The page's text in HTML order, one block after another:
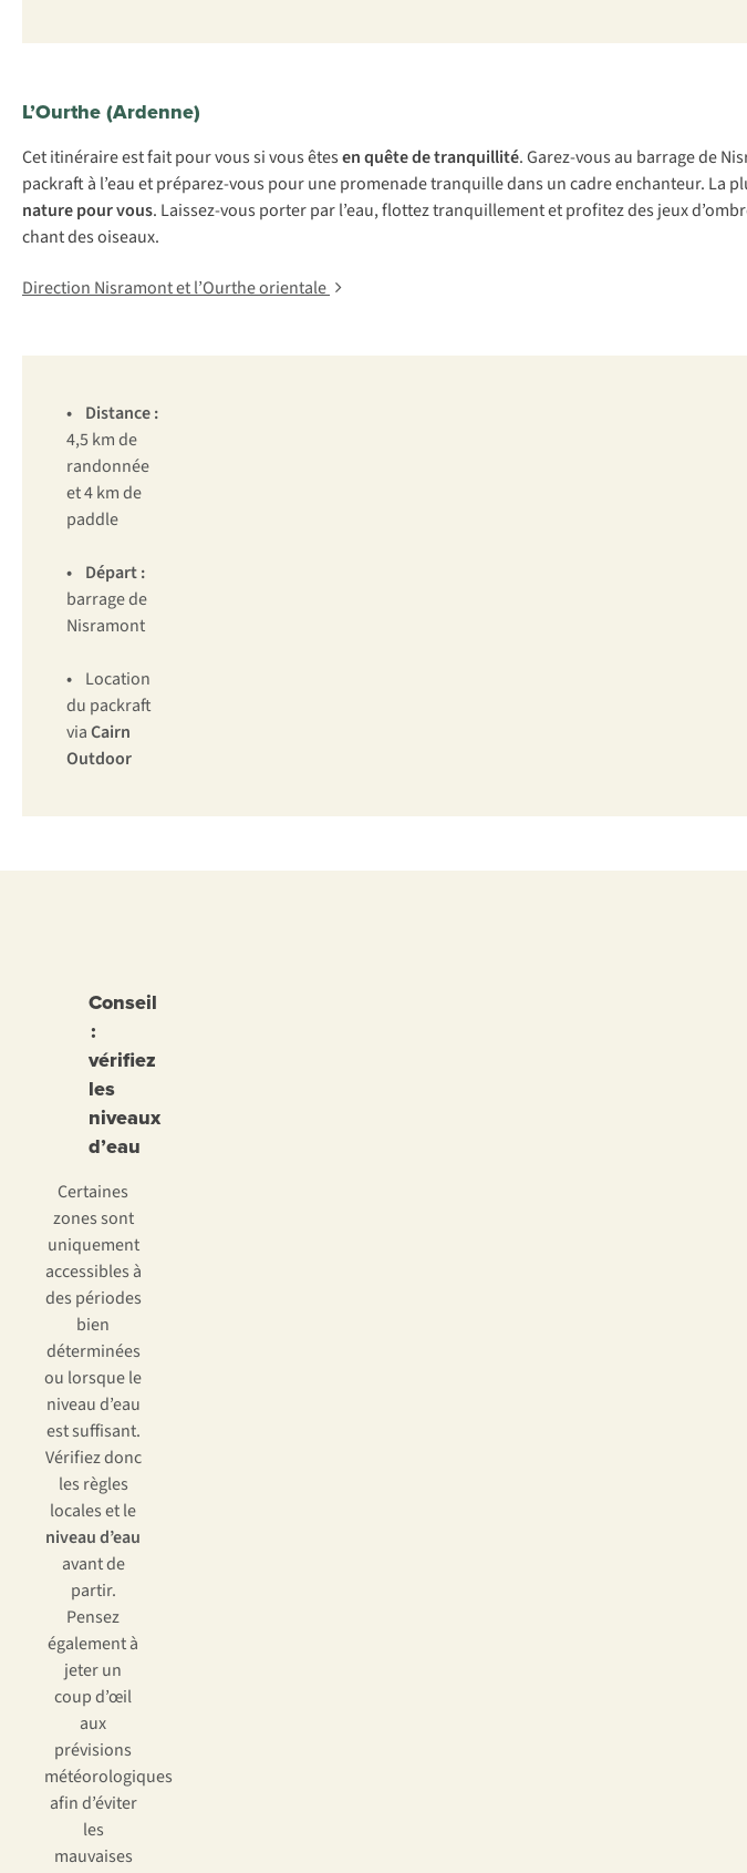
L’Ourthe (Ardenne)
Cet itinéraire est fait pour vous si vous êtesen quête de tranquillité. Garez-vous au barrage de
packraft à l’eau et préparez-vous pour une promenade tranquille dans un cadre enchanteur. La
nature pour vous. Laissez-vous porter par l’eau, flottez tranquillement et profitez des jeux
chant des oiseaux.
Direction Nisramont et l’Ourthe orientale
• Distance :
4,5 km de
randonnée
et 4 km de
paddle
• Départ :
barrage de
Nisramont
• Location
du packraft
viaCairn
Outdoor
Conseil
:
vérifiez
les
niveaux
d’eau
Certaines
zones sont
uniquement
accessibles à
des périodes
bien
déterminées
ou lorsque le
niveau d’eau
est suffisant.
Vérifiez donc
les règles
locales et le
niveau d’eau
avant de
partir.
Pensez
également à
jeter un
coup d’œil
aux
prévisions
météorologiques
afin d’éviter
les
mauvaises